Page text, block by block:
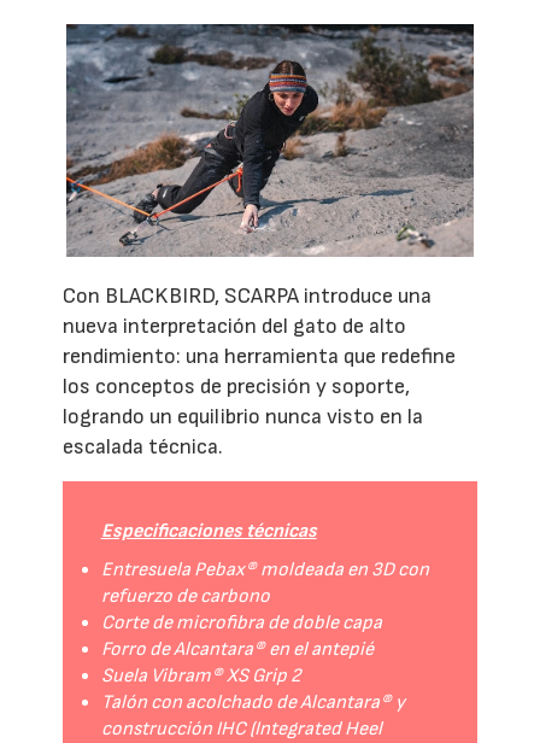
Con BLACKBIRD, SCARPA introduce una
nueva interpretación del gato de alto
rendimiento: una herramienta que redefine
los conceptos de precisión y soporte,
logrando un equilibrio nunca visto en la
escalada técnica.
Especificaciones técnicas
Entresuela Pebax® moldeada en 3D con
refuerzo de carbono
Corte de microfibra de doble capa
Forro de Alcantara® en el antepié
Suela Vibram® XS Grip 2
Talón con acolchado de Alcantara® y
construcción IHC (Integrated Heel